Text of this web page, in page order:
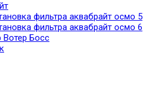
фильтра аквабрайт осмо 5
фильтра аквабрайт осмо 6
Босс